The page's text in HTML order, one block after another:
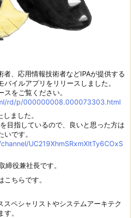
者、応用情報技術者などIPAが提供する
イルアプリをリリースしました。
をご覧ください。
rd/p/000000008.000073303.html
ました。
目指しているので、良いと思った方は
です。
UC219XhmSRxmXltTy6COxS
役兼社長です。
ちらです。
ペシャリストやシステムアーキテク
。